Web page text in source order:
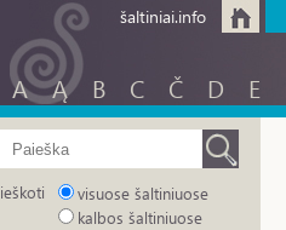
šaltiniai.info
A Ą B C Č D E
ieškoti
visuose šaltiniuose
kalbos šaltiniuose